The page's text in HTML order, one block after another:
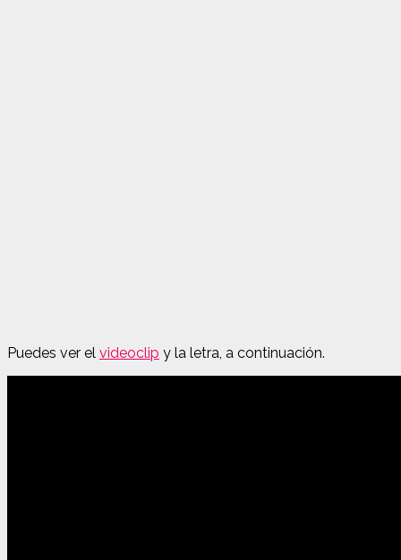
Puedes ver el videoclip y la letra, a continuación.